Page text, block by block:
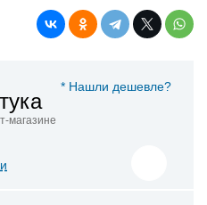
* Нашли дешевле?
магазине